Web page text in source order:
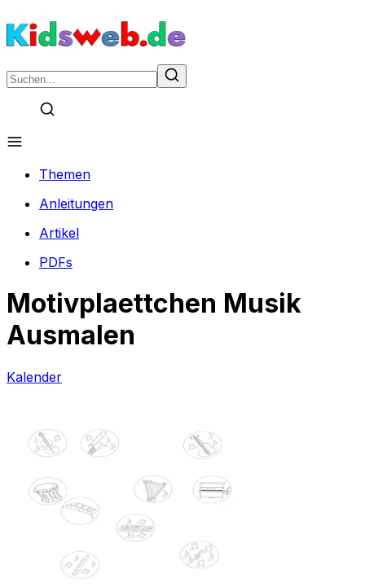
Themen
Anleitungen
Artikel
PDFs
Motivplaettchen Musik
Ausmalen
Kalender